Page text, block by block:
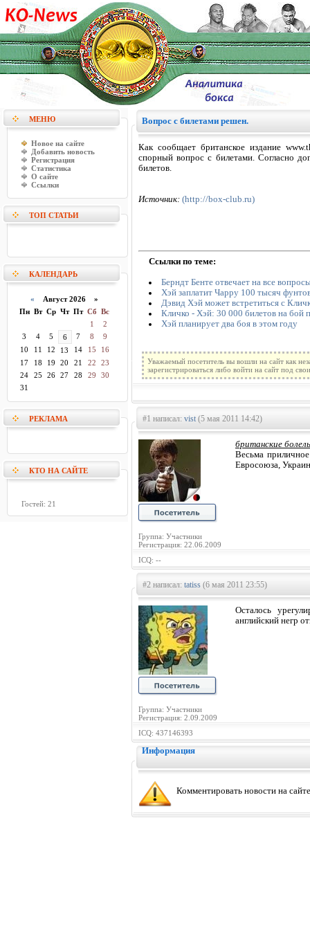
МЕНЮ
Новое на сайте
Добавить новость
Регистрация
Статистика
О сайте
Ссылки
ТОП СТАТЬИ
КАЛЕНДАРЬ
« Август 2026 »
Пн Вт Ср Чт Пт Сб Вс
1
2
3
4 5 6 7 8
9
10
11 12 13 14 15
16
17
18 19 20 21 22
23
24
25 26 27 28 29
30
31
РЕКЛАМА
КТО НА САЙТЕ
Гостей: 21
Вопрос с билетами решен.
Как сообщает британское издание
спорный вопрос с билетами. Согласно
билетов.
Источник: (http://box-club.ru)
Ссылки по теме:
Берндт Бенте отвечает на все
Хэй заплатит Чарру 100 тысяч
Дэвид Хэй может встретиться с
Кличко - Хэй: 30 000 билетов на бой
Хэй планирует два боя в этом году
Уважаемый посетитель вы вошли на сайт как
зарегистрироваться либо войти на сайт под
#1 написал: vist(5 мая 2011 14:42)
Группа: Участники
Регистрация: 22.06.2009
британские
Весьма
Евросоюза,
ICQ: --
#2 написал: tatiss (6 мая 2011 23:55)
Группа: Участники
Регистрация: 2.09.2009
Осталось
английский негр
ICQ: 437146393
Информация
Комментировать новости на